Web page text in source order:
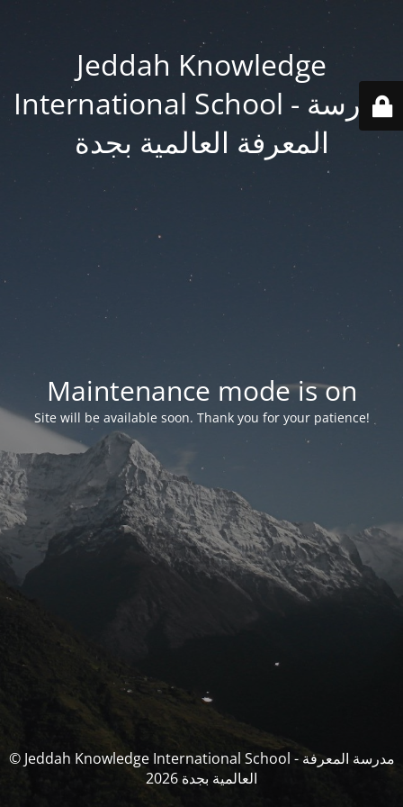
Jeddah Knowledge
International School - مدرسة
المعرفة العالمية بجدة
Maintenance mode is on
Site will be available soon. Thank you for your patience!
© Jeddah Knowledge International School - مدرسة المعرفة
العالمية بجدة 2026